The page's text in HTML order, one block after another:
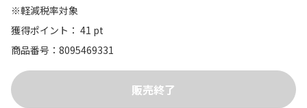
※軽減税率対象
獲得ポイント： 41 pt
商品番号
8095469331